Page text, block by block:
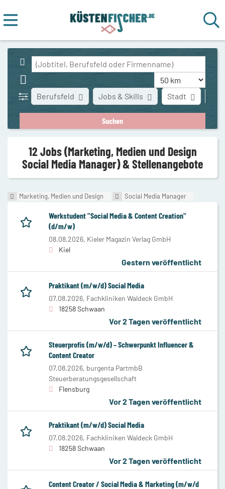
Stadt
Berufsfeld Jobs & Skills
12 Jobs (Marketing, Medien und Design
Social Media Manager) & Stellenangebote
Marketing, Medien und Design Social Media Manager
Werkstudent "Social Media & Content Creation"
(d/m/w)
08.08.2026, Kieler Magazin Verlag GmbH
Kiel
Gestern veröffentlicht
Praktikant (m/w/d) Social Media
07.08.2026, Fachkliniken Waldeck GmbH
18258 Schwaan
Vor 2 Tagen veröffentlicht
Steuerprofis (m/w/d) – Schwerpunkt Influencer &
Content Creator
07.08.2026, burgenta PartmbB
Steuerberatungsgesellschaft
Flensburg
Vor 2 Tagen veröffentlicht
Praktikant (m/w/d) Social Media
07.08.2026, Fachkliniken Waldeck GmbH
18258 Schwaan
Vor 2 Tagen veröffentlicht
Content Creator / Social Media & Marketing (m/w/d